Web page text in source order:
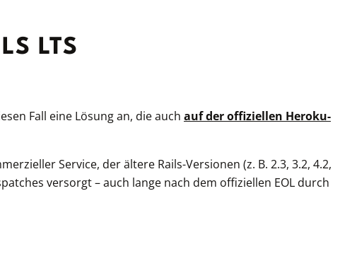
LTS
Fall eine Lösung an, die auch auf der offiziellen Heroku-
Service, der ältere Rails-Versionen (z. B. 2.3, 3.2, 4.2,
versorgt – auch lange nach dem offiziellen EOL durch